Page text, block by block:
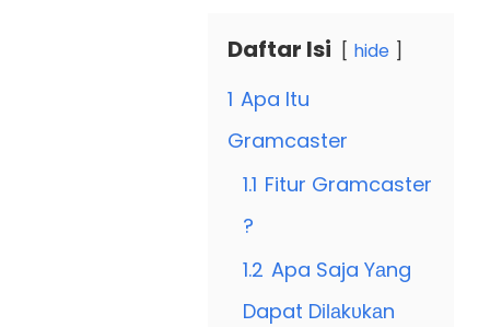
Daftar Isi hide
1 Apa Itu
Gramcaster
1.1 Fitur Gramcaster
?
1.2 Apa Saja Yаng
Dapat Dіӏаkυkаn